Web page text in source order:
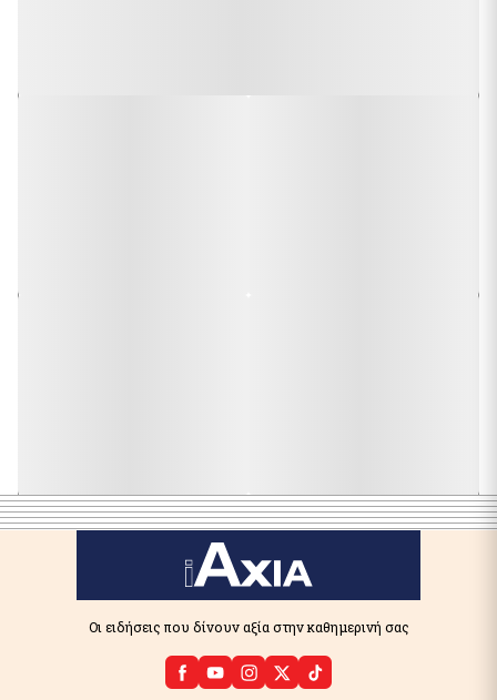
Οι ειδήσεις που δίνουν αξία στην καθημερινή σας